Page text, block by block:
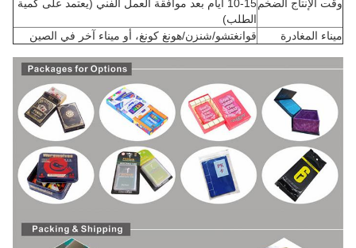
وقت الإنتاج الضخم
10-15 أيام بعد موافقة العمل الفني (يعتمد على كمية
الطلب)
ميناء المغادرة
قوانغتشو/شنزن/هونغ كونغ، أو ميناء آخر في الصين